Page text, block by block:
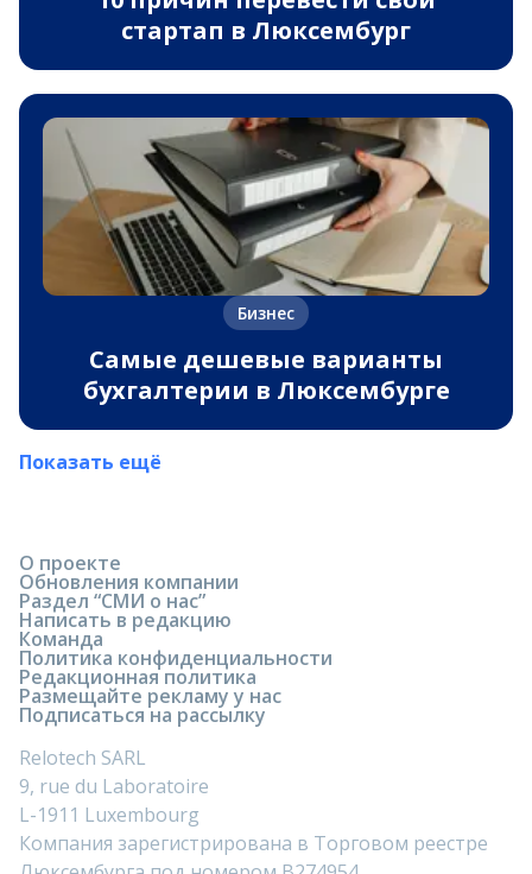
стартап в Люксембург
Бизнес
Самые дешевые варианты
бухгалтерии в Люксембурге
Показать ещё
О проекте
Обновления компании
Раздел “СМИ о нас”
Написать в редакцию
Команда
Политика конфиденциальности
Редакционная политика
Размещайте рекламу у нас
Подписаться на рассылку
Relotech SARL
9, rue du Laboratoire
L-1911 Luxembourg
Компания зарегистрирована в Торговом реестре